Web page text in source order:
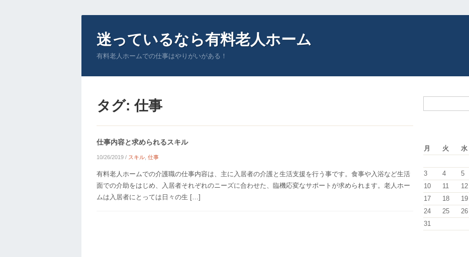
迷っているなら有料老人ホーム
有料老人ホームでの仕事はやりがいがある！
タグ:仕事
仕事内容と求められるスキル
10/26/2019 / スキル 仕事
有料老人ホームでの介護職の仕事内容は、主に入居者の介護と生活支援を行う事です。食事や入浴など生活
面での介助をはじめ、入居者それぞれのニーズに合わせた、臨機応変なサポートが求められます。老人ホー
ムは入居者にとっては日々の生 […]
月
火 水
3
4 5
10
11 12
17
18 19
24
25 26
31